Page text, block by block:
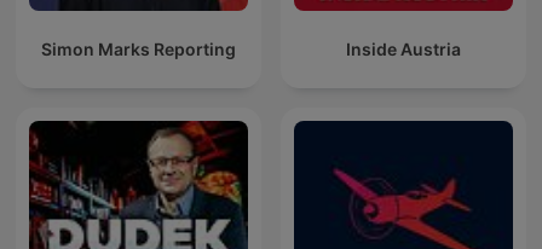
Simon Marks Reporting Inside Austria